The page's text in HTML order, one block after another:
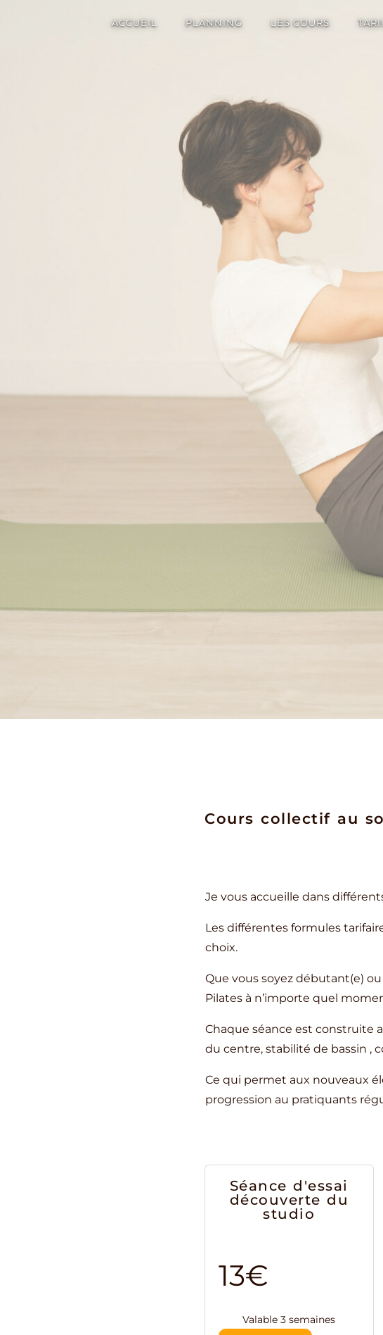
ACCUEIL PLANNING LES COURS
Cours collectif au
Je vous accueille dans
Les différentes formules
choix.
Que vous soyez débutant(e)
Pilates à n’importe quel
Chaque séance est construite
du centre, stabilité de bassin ,
Ce qui permet aux nouveaux
progression au pratiquants
Séance d'essai
découverte du
studio
13€
Valable 3 semaines